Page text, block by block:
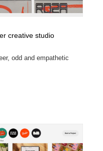
creative studio
odd and empathetic